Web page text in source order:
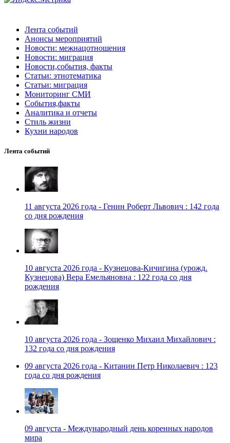
Лента событий
Анонсы мероприятий
Новости: межнацотношения
Новости: миграция
Новости,события, факты
Статьи: этнотематика
Статьи: миграция
Мониторинг СМИ
События,факты
Аналитика и отчеты
Стиль жизни
Кухни народов
Лента событий
11 августа 2026 года - Генин Роберт Львович : 142 года
со дня рождения
10 августа 2026 года - Кузнецова-Кичигина (урожд.
Кузнецова) Вера Емельяновна : 122 года со дня
рождения
10 августа 2026 года - Зощенко Михаил Михайлович :
132 года со дня рождения
09 августа 2026 года - Китанин Петр Николаевич : 123
года со дня рождения
09 августа - Международный день коренных народов
мира